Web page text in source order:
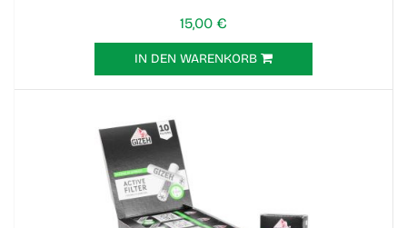
15,00 €
IN DEN WARENKORB